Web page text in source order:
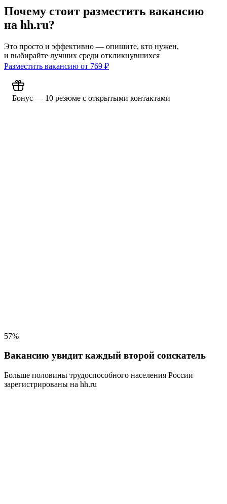
Почему стоит разместить вакансию
на hh.ru?
Это просто и эффективно — опишите, кто нужен,
и выбирайте лучших среди откликнувшихся
Разместить вакансию от 769 ₽
Бонус — 10 резюме с открытыми контактами
57%
Вакансию увидит каждый второй соискатель
Больше половины трудоспособного населения России
зарегистрированы на hh.ru